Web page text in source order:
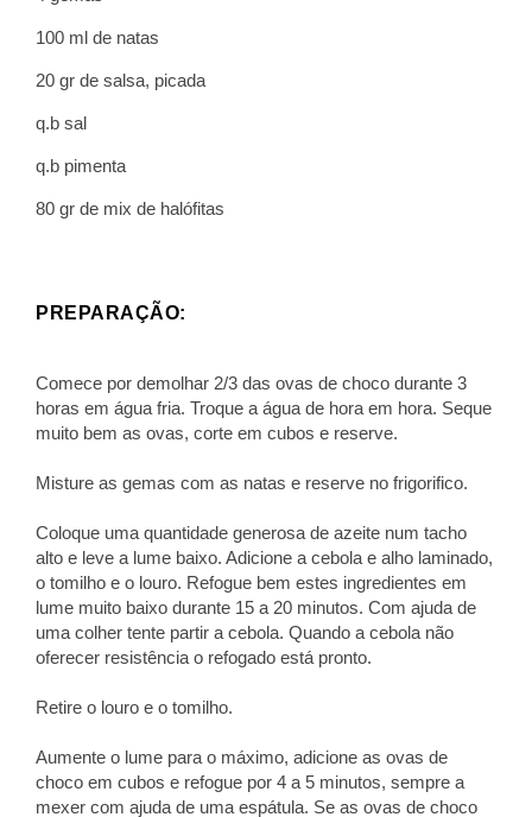
100 ml de natas
20 gr de salsa, picada
q.b sal
q.b pimenta
80 gr de mix de halófitas
PREPARAÇÃO:
Comece por demolhar 2/3 das ovas de choco durante 3
horas em água fria. Troque a água de hora em hora. Seque
muito bem as ovas, corte em cubos e reserve.
Misture as gemas com as natas e reserve no frigorifico.
Coloque uma quantidade generosa de azeite num tacho
alto e leve a lume baixo. Adicione a cebola e alho laminado,
o tomilho e o louro. Refogue bem estes ingredientes em
lume muito baixo durante 15 a 20 minutos. Com ajuda de
uma colher tente partir a cebola. Quando a cebola não
oferecer resistência o refogado está pronto.
Retire o louro e o tomilho.
Aumente o lume para o máximo, adicione as ovas de
choco em cubos e refogue por 4 a 5 minutos, sempre a
mexer com ajuda de uma espátula. Se as ovas de choco